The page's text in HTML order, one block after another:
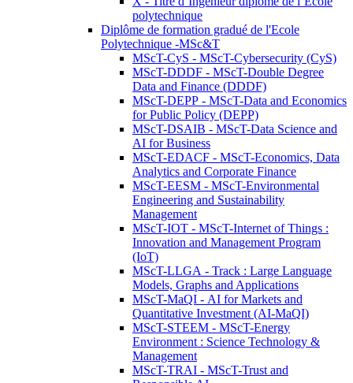
polytechnique
Diplôme de formation gradué de l'Ecole
Polytechnique -MSc&T
MScT-CyS - MScT-Cybersecurity (CyS)
MScT-DDDF - MScT-Double Degree
Data and Finance (DDDF)
MScT-DEPP - MScT-Data and Economics
for Public Policy (DEPP)
MScT-DSAIB - MScT-Data Science and
AI for Business
MScT-EDACF - MScT-Economics, Data
Analytics and Corporate Finance
MScT-EESM - MScT-Environmental
Engineering and Sustainability
Management
MScT-IOT - MScT-Internet of Things :
Innovation and Management Program
(IoT)
MScT-LLGA - Track : Large Language
Models, Graphs and Applications
MScT-MaQI - AI for Markets and
Quantitative Investment (AI-MaQI)
MScT-STEEM - MScT-Energy
Environment : Science Technology &
Management
MScT-TRAI - MScT-Trust and